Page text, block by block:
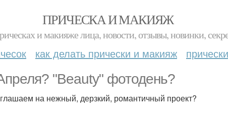
ПРИЧЕСКА И МАКИЯЖ
и макияже лица, новости, отзывы, новинки,
как делать прически и макияж
"Beauty" фотодень?
на нежный, дерзкий, романтичный проект?